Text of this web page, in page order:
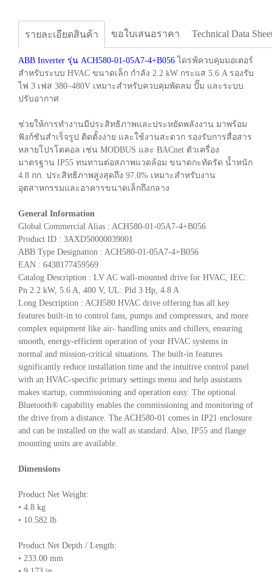
รายละเอียดสินค้า ขอใบเสนอราคา Technical Data
ABB Inverter รุ่น ACH580-01-05A7-4+B056 ไดรฟ์ควบคุมมอเตอร์
สำหรับระบบ HVAC ขนาดเล็ก กำลัง 2.2 kW กระแส 5.6 A รองรับ
ไฟ 3 เฟส 380–480V เหมาะสำหรับควบคุมพัดลม ปั๊ม และระบบ
ปรับอากาศ
ช่วยให้การทำงานมีประสิทธิภาพและประหยัดพลังงาน มาพร้อม
ฟังก์ชันสำเร็จรูป ติดตั้งง่าย และใช้งานสะดวก รองรับการสื่อสาร
หลายโปรโตคอล เช่น MODBUS และ BACnet ตัวเครื่อง
มาตรฐาน IP55 ทนทานต่อสภาพแวดล้อม ขนาดกะทัดรัด น้ำหนัก
4.8 กก. ประสิทธิภาพสูงสุดถึง 97.0% เหมาะสำหรับงาน
อุตสาหกรรมและอาคารขนาดเล็กถึงกลาง
General Information
Global Commercial Alias : ACH580-01-05A7-4+B056
Product ID : 3AXD50000039001
ABB Type Designation : ACH580-01-05A7-4+B056
EAN : 6438177459569
Catalog Description : LV AC wall-mounted drive for HVAC, IEC:
Pn 2.2 kW, 5.6 A, 400 V, UL: Pld 3 Hp, 4.8 A
Long Description : ACH580 HVAC drive offering has all key
features built-in to control fans, pumps and compressors, and more
complex equipment like air- handling units and chillers, ensuring
smooth, energy-efficient operation of your HVAC systems in
normal and mission-critical situations. The built-in features
significantly reduce installation time and the intuitive control panel
with an HVAC-specific primary settings menu and help assistants
makes startup, commissioning and operation easy. The optional
Bluetooth® capability enables the commissioning and monitoring of
the drive from a distance. The ACH580-01 comes in IP21 enclosure
and can be installed on the wall as standard. Also, IP55 and flange
mounting units are available.
Dimensions
Product Net Weight:
• 4.8 kg
• 10.582 lb
Product Net Depth / Length:
• 233.00 mm